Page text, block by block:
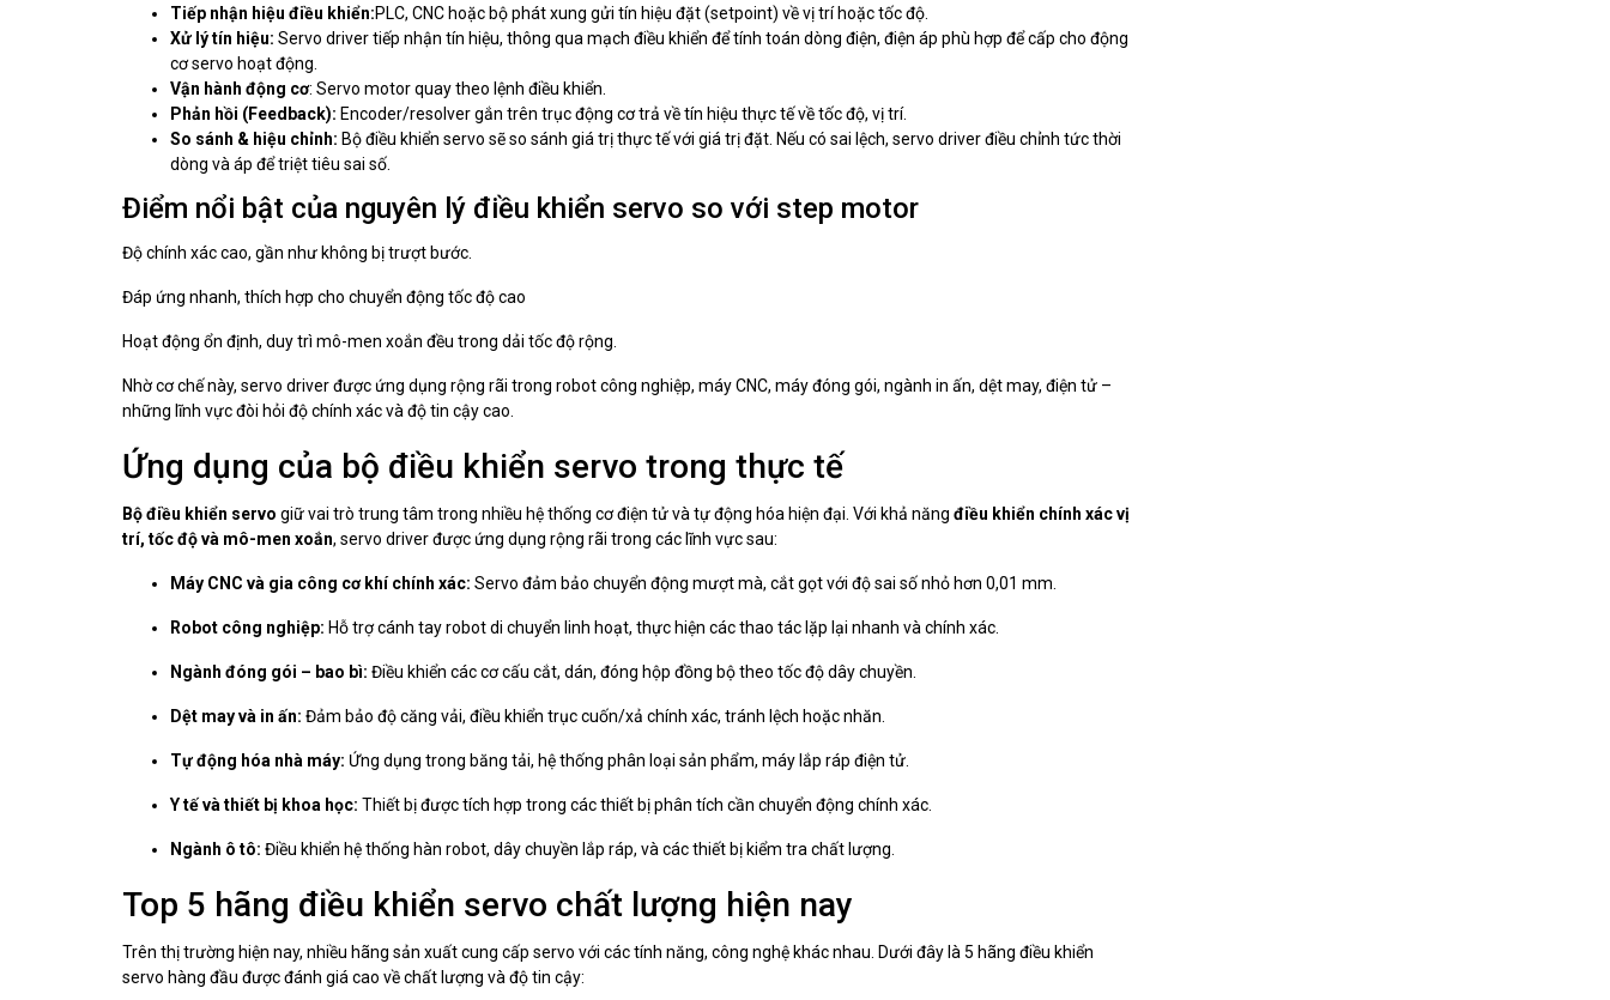
Tiếp nhận hiệu điều khiển:PLC, CNC hoặc bộ phát xung gửi tín hiệu đặt (setpoint) về vị trí hoặc tốc độ.
Xử lý tín hiệu: Servo driver tiếp nhận tín hiệu, thông qua mạch điều khiển để tính toán dòng điện, điện áp phù hợp để cấp cho động
cơ servo hoạt động.
Vận hành động cơ: Servo motor quay theo lệnh điều khiển.
Phản hồi (Feedback): Encoder/resolver gắn trên trục động cơ trả về tín hiệu thực tế về tốc độ, vị trí.
So sánh & hiệu chỉnh: Bộ điều khiển servo sẽ so sánh giá trị thực tế với giá trị đặt. Nếu có sai lệch, servo driver điều chỉnh tức thời
dòng và áp để triệt tiêu sai số.
Điểm nổi bật của nguyên lý điều khiển servo so với step motor
Độ chính xác cao, gần như không bị trượt bước.
Đáp ứng nhanh, thích hợp cho chuyển động tốc độ cao
Hoạt động ổn định, duy trì mô-men xoắn đều trong dải tốc độ rộng.
Nhờ cơ chế này, servo driver được ứng dụng rộng rãi trong robot công nghiệp, máy CNC, máy đóng gói, ngành in ấn, dệt may, điện tử –
những lĩnh vực đòi hỏi độ chính xác và độ tin cậy cao.
Ứng dụng của bộ điều khiển servo trong thực tế
Bộ điều khiển servo giữ vai trò trung tâm trong nhiều hệ thống cơ điện tử và tự động hóa hiện đại. Với khả năng điều khiển chính xác vị
trí, tốc độ và mô-men xoắn, servo driver được ứng dụng rộng rãi trong các lĩnh vực sau:
Máy CNC và gia công cơ khí chính xác: Servo đảm bảo chuyển động mượt mà, cắt gọt với độ sai số nhỏ hơn 0,01 mm.
Robot công nghiệp: Hỗ trợ cánh tay robot di chuyển linh hoạt, thực hiện các thao tác lặp lại nhanh và chính xác.
Ngành đóng gói – bao bì: Điều khiển các cơ cấu cắt, dán, đóng hộp đồng bộ theo tốc độ dây chuyền.
Dệt may và in ấn: Đảm bảo độ căng vải, điều khiển trục cuốn/xả chính xác, tránh lệch hoặc nhăn.
Tự động hóa nhà máy: Ứng dụng trong băng tải, hệ thống phân loại sản phẩm, máy lắp ráp điện tử.
Y tế và thiết bị khoa học: Thiết bị được tích hợp trong các thiết bị phân tích cần chuyển động chính xác.
Ngành ô tô: Điều khiển hệ thống hàn robot, dây chuyền lắp ráp, và các thiết bị kiểm tra chất lượng.
Top 5 hãng điều khiển servo chất lượng hiện nay
Trên thị trường hiện nay, nhiều hãng sản xuất cung cấp servo với các tính năng, công nghệ khác nhau. Dưới đây là 5 hãng điều khiển
servo hàng đầu được đánh giá cao về chất lượng và độ tin cậy: